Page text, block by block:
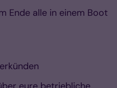
Ende alle in einem Boot